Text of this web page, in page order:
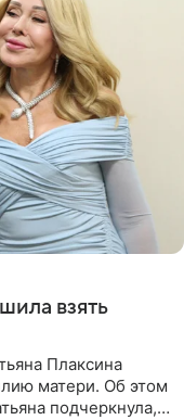
взять
Плаксина
матери. Об этом
подчеркнула,